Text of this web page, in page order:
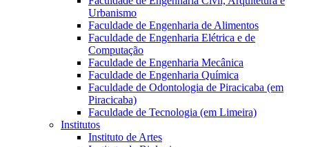
Urbanismo
Faculdade de Engenharia de Alimentos
Faculdade de Engenharia Elétrica e de
Computação
Faculdade de Engenharia Mecânica
Faculdade de Engenharia Química
Faculdade de Odontologia de Piracicaba (em
Piracicaba)
Faculdade de Tecnologia (em Limeira)
Institutos
Instituto de Artes